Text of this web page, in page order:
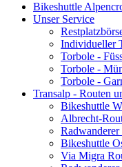
Bikeshuttle
Unser Service
Individueller
Torbole -
Torbole -
Torbole -
Transalp - Routen
Bikeshuttle
Albrecht-
Radwanderer
Bikeshuttle
Via Migra